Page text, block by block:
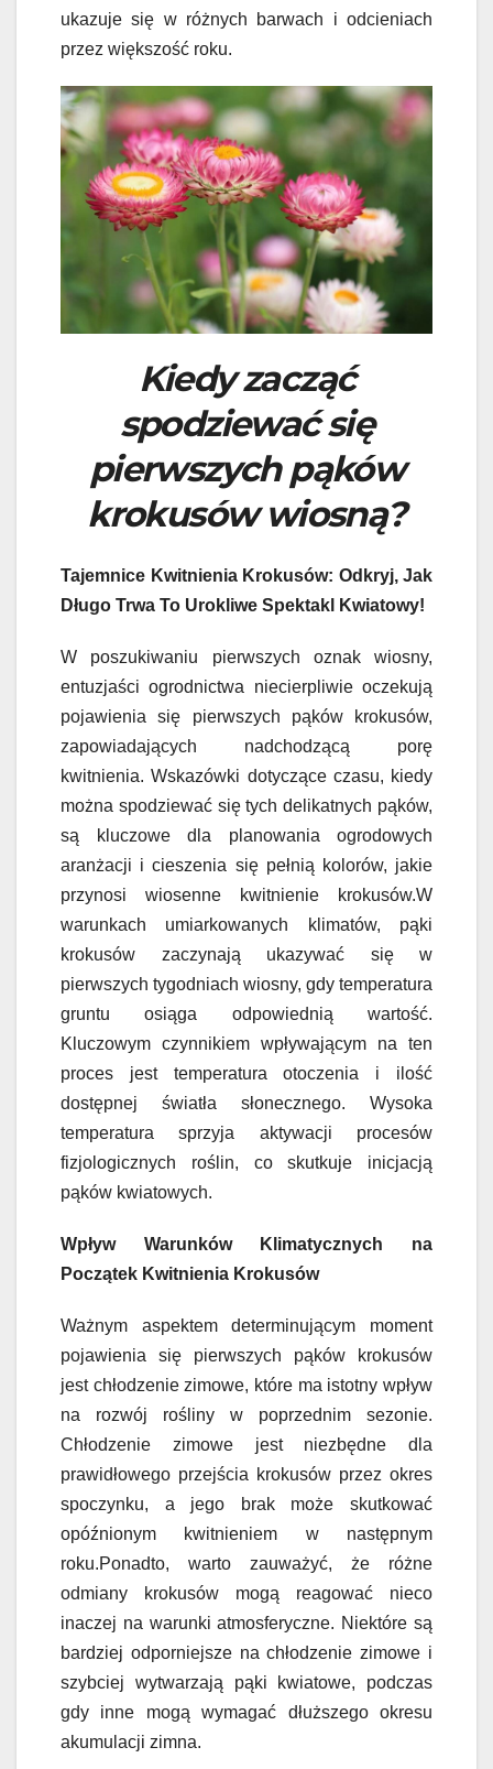
ukazuje się w różnych barwach i odcieniach
przez większość roku.
Kiedy zacząć
spodziewać się
pierwszych pąków
krokusów wiosną?
Tajemnice Kwitnienia Krokusów: Odkryj, Jak
Długo Trwa To Urokliwe Spektakl Kwiatowy!
W poszukiwaniu pierwszych oznak wiosny,
entuzjaści ogrodnictwa niecierpliwie oczekują
pojawienia się pierwszych pąków krokusów,
zapowiadających nadchodzącą porę
kwitnienia. Wskazówki dotyczące czasu, kiedy
można spodziewać się tych delikatnych pąków,
są kluczowe dla planowania ogrodowych
aranżacji i cieszenia się pełnią kolorów, jakie
przynosi wiosenne kwitnienie krokusów.W
warunkach umiarkowanych klimatów, pąki
krokusów zaczynają ukazywać się w
pierwszych tygodniach wiosny, gdy temperatura
gruntu osiąga odpowiednią wartość.
Kluczowym czynnikiem wpływającym na ten
proces jest temperatura otoczenia i ilość
dostępnej światła słonecznego. Wysoka
temperatura sprzyja aktywacji procesów
fizjologicznych roślin, co skutkuje inicjacją
pąków kwiatowych.
Wpływ Warunków Klimatycznych na
Początek Kwitnienia Krokusów
Ważnym aspektem determinującym moment
pojawienia się pierwszych pąków krokusów
jest chłodzenie zimowe, które ma istotny wpływ
na rozwój rośliny w poprzednim sezonie.
Chłodzenie zimowe jest niezbędne dla
prawidłowego przejścia krokusów przez okres
spoczynku, a jego brak może skutkować
opóźnionym kwitnieniem w następnym
roku.Ponadto, warto zauważyć, że różne
odmiany krokusów mogą reagować nieco
inaczej na warunki atmosferyczne. Niektóre są
bardziej odporniejsze na chłodzenie zimowe i
szybciej wytwarzają pąki kwiatowe, podczas
gdy inne mogą wymagać dłuższego okresu
akumulacji zimna.